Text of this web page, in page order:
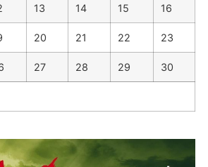
13 14 15 16
20 21 22 23
27 28 29 30